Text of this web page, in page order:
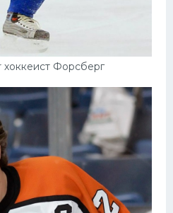
Форсберг